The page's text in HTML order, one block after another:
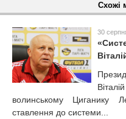
Схожі
30
волинському Циганику
ставлення до системи...